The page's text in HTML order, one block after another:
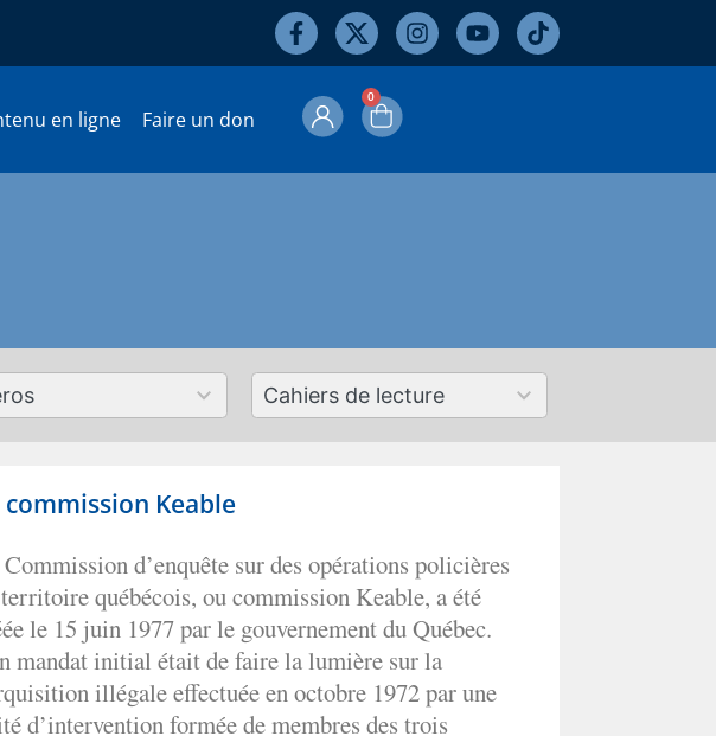
en ligne Faire un don
0
50
results
commission Keable
d’enquête sur des opérations policières
québécois, ou commission Keable, a été
le 15 juin 1977 par le gouvernement du Québec.
mandat initial était de faire la lumière sur la
illégale effectuée en octobre 1972 par une
d’intervention formée de membres des trois